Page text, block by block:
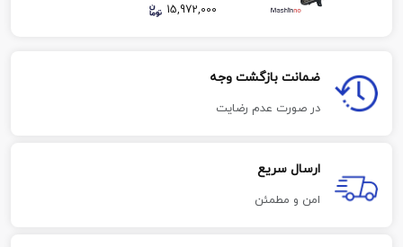
15,972,000
ضمانت بازگشت وجه
در صورت عدم رضایت
ارسال سریع
امن و مطمئن